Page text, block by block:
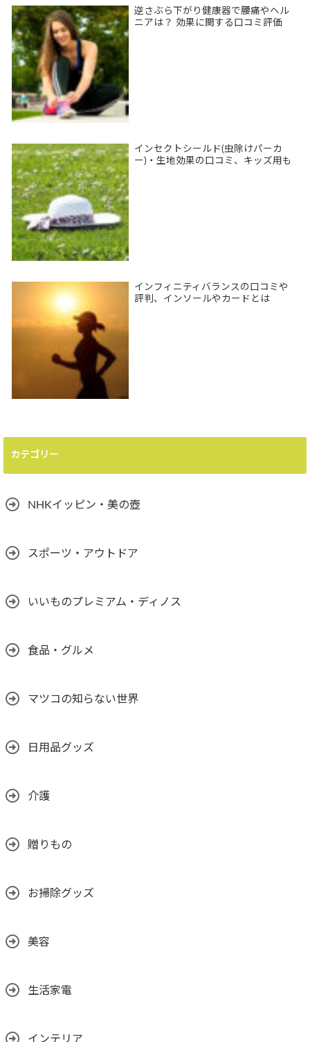
逆さぶら下がり健康器で腰痛やヘル
ニアは？ 効果に関する口コミ評価
インセクトシールド(虫除けパーカ
ー)・生地効果の口コミ、キッズ用も
インフィニティバランスの口コミや
評判、インソールやカードとは
カテゴリー
NHKイッピン・美の壺
スポーツ・アウトドア
いいものプレミアム・ディノス
食品・グルメ
マツコの知らない世界
日用品グッズ
介護
贈りもの
お掃除グッズ
美容
生活家電
インテリア